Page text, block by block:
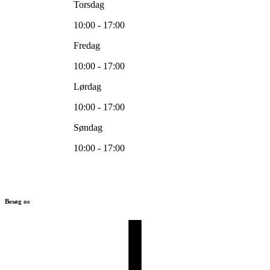
Torsdag
10:00 - 17:00
Fredag
10:00 - 17:00
Lørdag
10:00 - 17:00
Søndag
10:00 - 17:00
Besøg os